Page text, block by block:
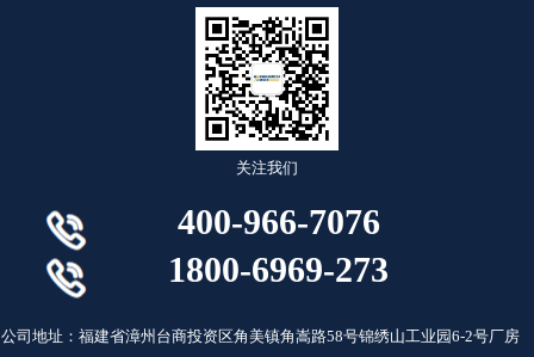
关注我们
400-966-7076
1800-6969-273
公司地址：福建省漳州台商投资区角美镇角嵩路58号锦绣山工业园6-2号厂房